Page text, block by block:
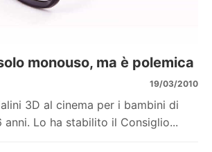
monouso, ma è polemica
19/03/2010
3D al cinema per i bambini di
Lo ha stabilito il Consiglio...